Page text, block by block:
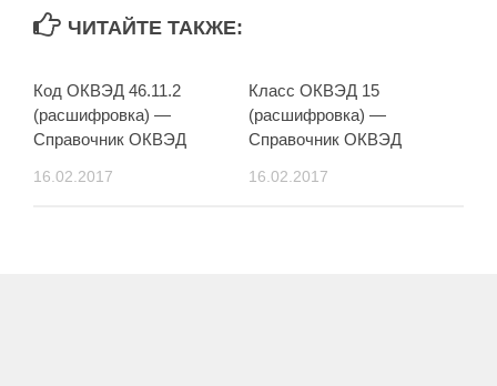
ЧИТАЙТЕ ТАКЖЕ:
Код ОКВЭД 46.11.2
(расшифровка) —
Справочник ОКВЭД
16.02.2017
Класс ОКВЭД 15
(расшифровка) —
Справочник ОКВЭД
16.02.2017